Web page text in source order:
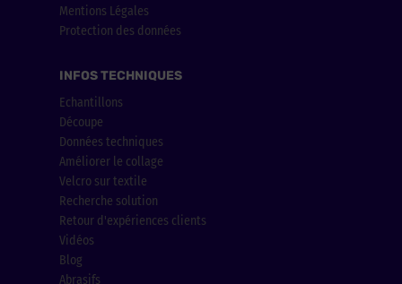
Mentions Légales
Protection des données
INFOS TECHNIQUES
Echantillons
Découpe
Données techniques
Améliorer le collage
Velcro sur textile
Recherche solution
Retour d'expériences clients
Vidéos
Blog
Abrasifs